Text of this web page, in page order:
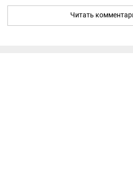
Читать